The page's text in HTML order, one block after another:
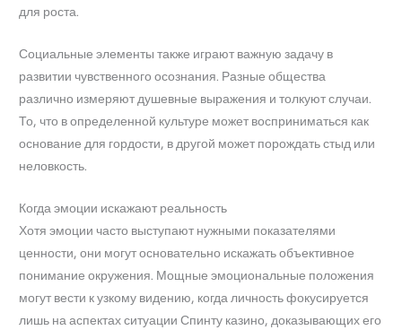
для роста.
Социальные элементы также играют важную задачу в
развитии чувственного осознания. Разные общества
различно измеряют душевные выражения и толкуют случаи.
То, что в определенной культуре может восприниматься как
основание для гордости, в другой может порождать стыд или
неловкость.
Когда эмоции искажают реальность
Хотя эмоции часто выступают нужными показателями
ценности, они могут основательно искажать объективное
понимание окружения. Мощные эмоциональные положения
могут вести к узкому видению, когда личность фокусируется
лишь на аспектах ситуации Спинту казино, доказывающих его